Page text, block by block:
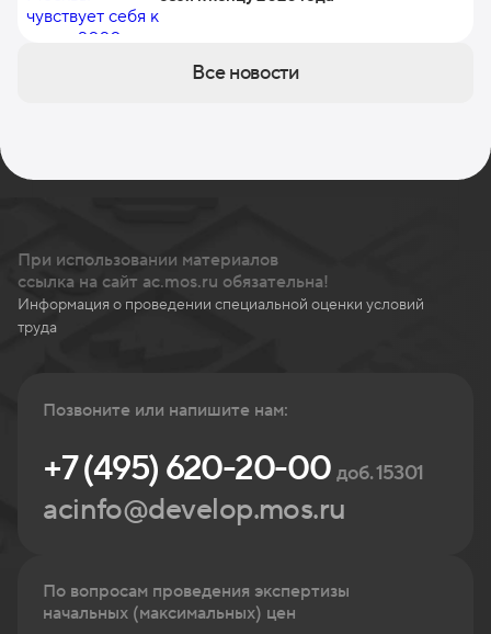
Все новости
При использовании материалов
ссылка на сайт ac.mos.ru обязательна!
Информация о проведении специальной оценки условий
труда
Позвоните или напишите нам:
+7 (495) 620-20-00доб. 15301
acinfo@develop.mos.ru
По вопросам проведения экспертизы
начальных (максимальных) цен